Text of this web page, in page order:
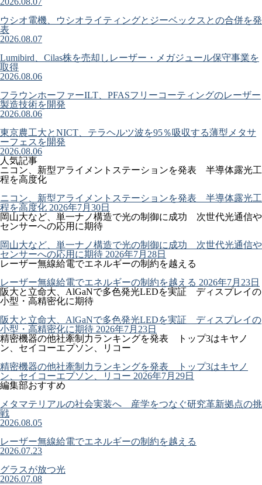
ウシオ電機、ウシオライティングとジーベックスとの合併を発
表
2026.08.07
Lumibird、Cilas株を売却しレーザー・メガジュール保守事業を
取得
2026.08.06
フラウンホーファーILT、PFASフリーコーティングのレーザー
製造技術を開発
2026.08.06
東京農工大とNICT、テラヘルツ波を95％吸収する薄型メタサ
ーフェスを開発
2026.08.06
人気記事
ニコン、新型アライメントステーションを発表 半導体露光工
程を高度化
ニコン、新型アライメントステーションを発表 半導体露光工
程を高度化 2026年7月30日
岡山大など、単一ナノ構造で光の制御に成功 次世代光通信や
センサーへの応用に期待
岡山大など、単一ナノ構造で光の制御に成功 次世代光通信や
センサーへの応用に期待 2026年7月28日
レーザー無線給電でエネルギーの制約を越える
レーザー無線給電でエネルギーの制約を越える 2026年7月23日
阪大と立命大、AlGaNで多色発光LEDを実証 ディスプレイの
小型・高精密化に期待
阪大と立命大、AlGaNで多色発光LEDを実証 ディスプレイの
小型・高精密化に期待 2026年7月23日
精密機器の他社牽制力ランキングを発表 トップ3はキヤノ
ン、セイコーエプソン、リコー
精密機器の他社牽制力ランキングを発表 トップ3はキヤノ
ン、セイコーエプソン、リコー 2026年7月29日
編集部おすすめ
メタマテリアルの社会実装へ 産学をつなぐ研究革新拠点の挑
戦
2026.08.05
レーザー無線給電でエネルギーの制約を越える
2026.07.23
グラスが放つ光
2026.07.08